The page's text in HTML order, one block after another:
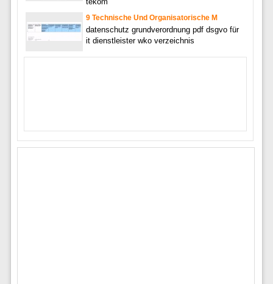
9 Technische Und Organisatorische M
datenschutz grundverordnung pdf dsgvo für
it dienstleister wko verzeichnis